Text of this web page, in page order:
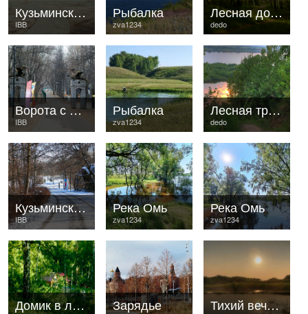
IBB
Кузьминский парк
zva1234
Рыбалка
dedo
Лесная дорога...
IBB
Ворота с драконами
zva1234
Рыбалка
dedo
Лесная тропинка 4
IBB
Кузьминский парк
zva1234
Река Омь
zva1234
Река Омь
Домик в лесу Зарядье Тихий вечер...